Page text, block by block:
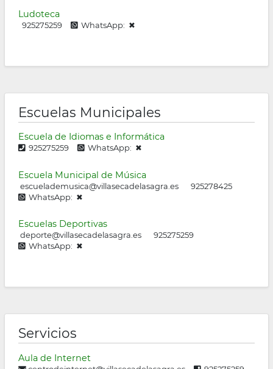
Ludoteca
925275259 WhatsApp: ✖
Escuelas Municipales
Escuela de Idiomas e Informática
925275259 WhatsApp: ✖
Escuela Municipal de Música
escuelademusica@villasecadelasagra.es
925278425
WhatsApp: ✖
Escuelas Deportivas
deporte@villasecadelasagra.es
925275259
WhatsApp: ✖
Servicios
Aula de Internet